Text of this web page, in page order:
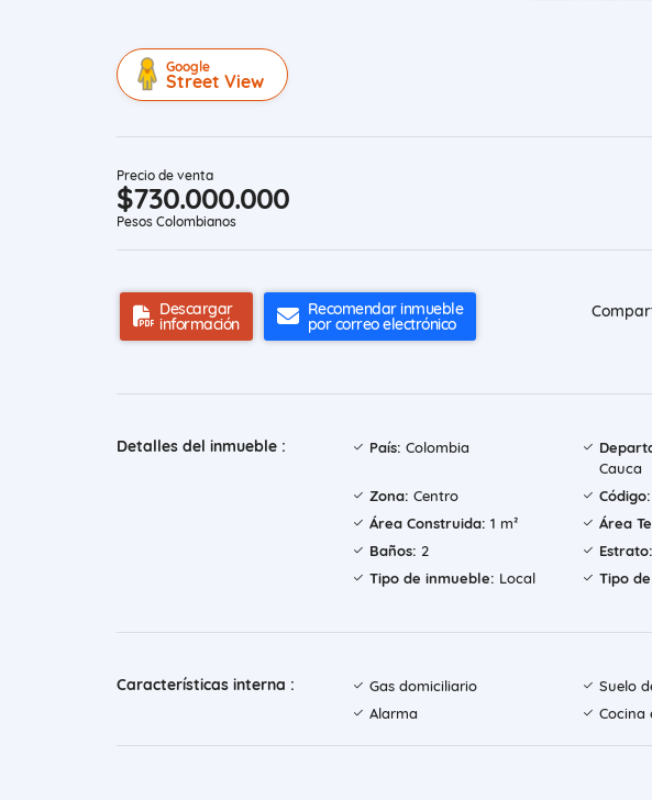
Google
Street View
Precio de venta
$730.000.000
Pesos Colombianos
Descargar
información
Recomendar inmueble
por correo electrónico
Detalles del inmueble : País: Colombia
Cauca
Zona: Centro Código:
Área Construida: 1 m² Área
Baños: 2 Estrato:
Tipo de inmueble: Local Tipo
Características interna : Gas domiciliario Suelo
Alarma
Cocina